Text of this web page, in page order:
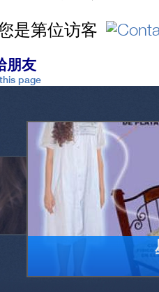
是第位访客
朋友
page